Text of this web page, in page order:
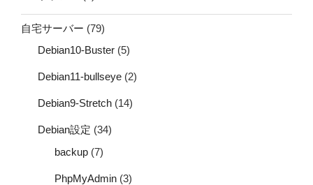
自宅サーバー (79)
Debian10-Buster (5)
Debian11-bullseye (2)
Debian9-Stretch (14)
Debian設定 (34)
backup (7)
PhpMyAdmin (3)